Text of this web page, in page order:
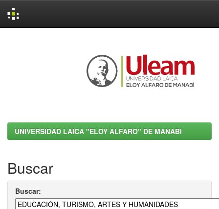
UNIVERSIDAD LAICA "ELOY ALFARO" DE MANABI
Buscar
Buscar: